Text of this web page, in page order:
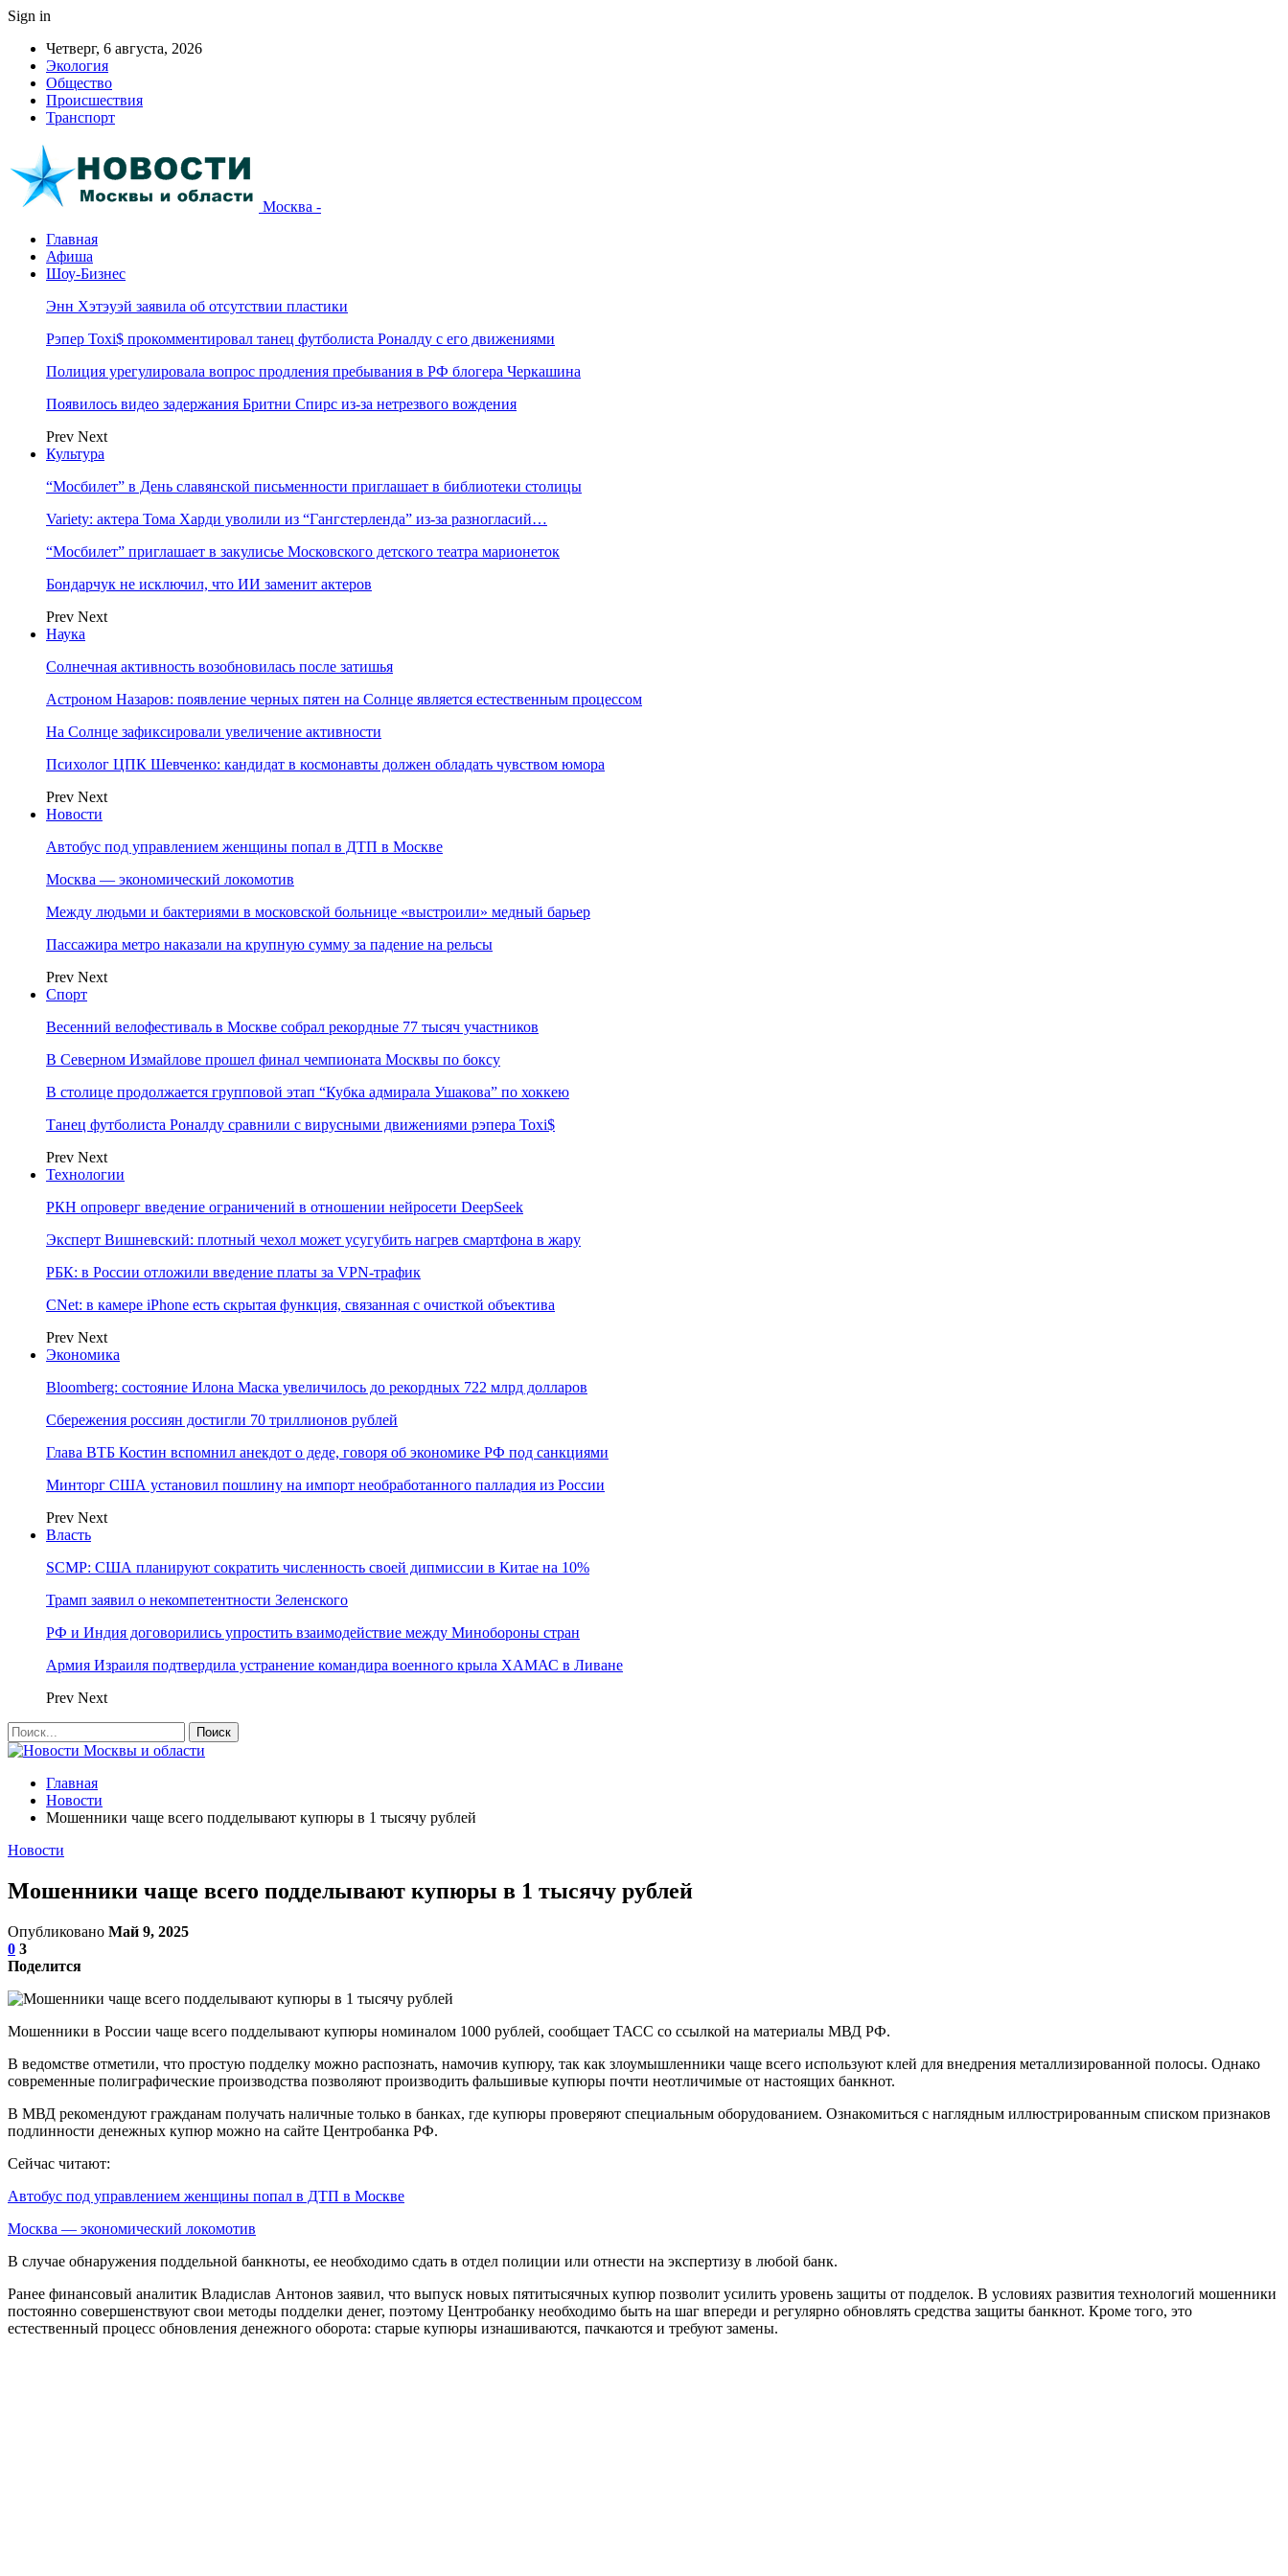
Sign in
Четверг, 6 августа, 2026
Экология
Общество
Происшествия
Транспорт
Москва -
Главная
Афиша
Шоу-Бизнес
Энн Хэтэуэй заявила об отсутствии пластики
Рэпер Toxi$ прокомментировал танец футболиста Роналду с его движениями
Полиция урегулировала вопрос продления пребывания в РФ блогера Черкашина
Появилось видео задержания Бритни Спирс из-за нетрезвого вождения
Prev Next
Культура
“Мосбилет” в День славянской письменности приглашает в библиотеки столицы
Variety: актера Тома Харди уволили из “Гангстерленда” из-за разногласий…
“Мосбилет” приглашает в закулисье Московского детского театра марионеток
Бондарчук не исключил, что ИИ заменит актеров
Prev Next
Наука
Солнечная активность возобновилась после затишья
Астроном Назаров: появление черных пятен на Солнце является естественным процессом
На Солнце зафиксировали увеличение активности
Психолог ЦПК Шевченко: кандидат в космонавты должен обладать чувством юмора
Prev Next
Новости
Автобус под управлением женщины попал в ДТП в Москве
Москва — экономический локомотив
Между людьми и бактериями в московской больнице «выстроили» медный барьер
Пассажира метро наказали на крупную сумму за падение на рельсы
Prev Next
Спорт
Весенний велофестиваль в Москве собрал рекордные 77 тысяч участников
В Северном Измайлове прошел финал чемпионата Москвы по боксу
В столице продолжается групповой этап “Кубка адмирала Ушакова” по хоккею
Танец футболиста Роналду сравнили с вирусными движениями рэпера Toxi$
Prev Next
Технологии
РКН опроверг введение ограничений в отношении нейросети DeepSeek
Эксперт Вишневский: плотный чехол может усугубить нагрев смартфона в жару
РБК: в России отложили введение платы за VPN-трафик
CNet: в камере iPhone есть скрытая функция, связанная с очисткой объектива
Prev Next
Экономика
Bloomberg: состояние Илона Маска увеличилось до рекордных 722 млрд долларов
Сбережения россиян достигли 70 триллионов рублей
Глава ВТБ Костин вспомнил анекдот о деде, говоря об экономике РФ под санкциями
Минторг США установил пошлину на импорт необработанного палладия из России
Prev Next
Власть
SCMP: США планируют сократить численность своей дипмиссии в Китае на 10%
Трамп заявил о некомпетентности Зеленского
РФ и Индия договорились упростить взаимодействие между Минобороны стран
Армия Израиля подтвердила устранение командира военного крыла ХАМАС в Ливане
Prev Next
Главная
Новости
Мошенники чаще всего подделывают купюры в 1 тысячу рублей
Новости
Мошенники чаще всего подделывают купюры в 1 тысячу рублей
Опубликовано Май 9, 2025
0 3
Поделится
Мошенники в России чаще всего подделывают купюры номиналом 1000 рублей, сообщает ТАСС со ссылкой на материалы МВД РФ.
В ведомстве отметили, что простую подделку можно распознать, намочив купюру, так как злоумышленники чаще всего используют клей для внедрения металлизированной полосы. Однако
современные полиграфические производства позволяют производить фальшивые купюры почти неотличимые от настоящих банкнот.
В МВД рекомендуют гражданам получать наличные только в банках, где купюры проверяют специальным оборудованием. Ознакомиться с наглядным иллюстрированным списком признаков
подлинности денежных купюр можно на сайте Центробанка РФ.
Сейчас читают:
Автобус под управлением женщины попал в ДТП в Москве
Москва — экономический локомотив
В случае обнаружения поддельной банкноты, ее необходимо сдать в отдел полиции или отнести на экспертизу в любой банк.
Ранее финансовый аналитик Владислав Антонов заявил, что выпуск новых пятитысячных купюр позволит усилить уровень защиты от подделок. В условиях развития технологий мошенники
постоянно совершенствуют свои методы подделки денег, поэтому Центробанку необходимо быть на шаг впереди и регулярно обновлять средства защиты банкнот. Кроме того, это
естественный процесс обновления денежного оборота: старые купюры изнашиваются, пачкаются и требуют замены.